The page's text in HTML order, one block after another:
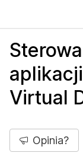
Virtual
Opinia?